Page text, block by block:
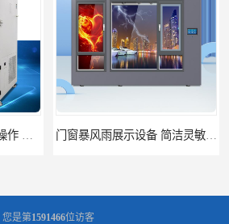
门窗风雨测试机 操作简单 使用寿命长
您是第1591466位访客